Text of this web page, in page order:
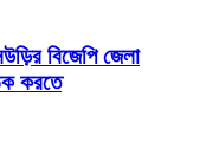
বিজেপি জেলা
করতে